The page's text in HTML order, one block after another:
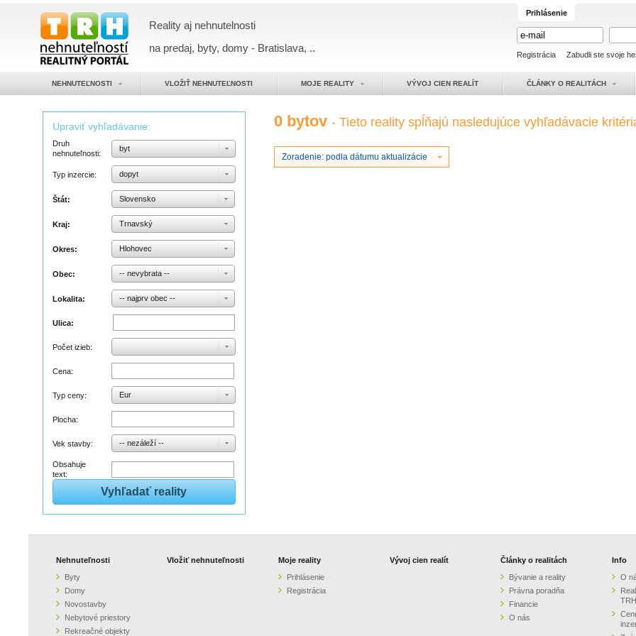
Reality aj nehnutelnosti
na predaj, byty, domy - Bratislava, ..
Prihlásenie
Registrácia Zabudli ste svoje
NEHNUTEĽNOSTI VLOŽIŤ NEHNUTEĽNOSTI MOJE REALITY VÝVOJ CIEN REALÍT ČLÁNKY O REALITÁCH
Upraviť vyhľadávanie:
Druh
nehnuteľnosti:
byt
Typ inzercie: dopyt
Štát: Slovensko
Kraj: Trnavský
Okres: Hlohovec
Obec: -- nevybrata --
Lokalita: -- najprv obec --
Ulica:
Počet izieb:
Cena:
Typ ceny: Eur
Plocha:
Vek stavby: -- nezáleží --
Obsahuje
text:
0 bytov- Tieto reality spĺňajú nasledujúce vyhľadávacie
Zoradenie: podla dátumu aktualizácie
Nehnuteľnosti
Byty
Domy
Novostavby
Nebytové priestory
Rekreačné objekty
Vložiť nehnuteľnosti
Moje reality
Prihlásenie
Registrácia
Vývoj cien realít
Články o realitách
Bývanie a reality
Právna poradňa
Financie
O nás
Info
O